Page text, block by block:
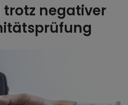
trotz negativer